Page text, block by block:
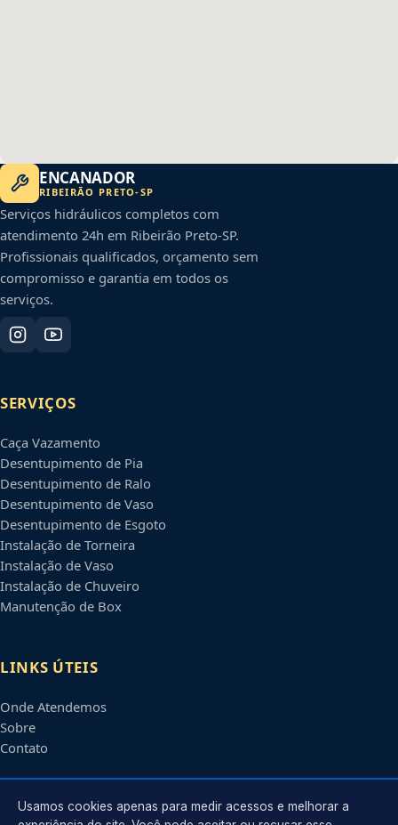
ENCANADOR
RIBEIRÃO PRETO-SP
Serviços hidráulicos completos com
atendimento 24h em Ribeirão Preto-SP.
Profissionais qualificados, orçamento sem
compromisso e garantia em todos os
serviços.
SERVIÇOS
Caça Vazamento
Desentupimento de Pia
Desentupimento de Ralo
Desentupimento de Vaso
Desentupimento de Esgoto
Instalação de Torneira
Instalação de Vaso
Instalação de Chuveiro
Manutenção de Box
LINKS ÚTEIS
Onde Atendemos
Sobre
Contato
CONTATO
Usamos cookies apenas para medir acessos e melhorar a